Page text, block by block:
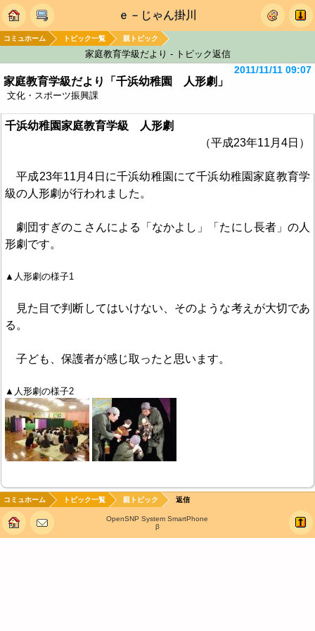
ｅ－じゃん掛川
コミュホーム トピック一覧 親トピック
家庭教育学級だより - トピック返信
家庭教育学級だより「千浜幼稚園 人形劇」
文化・スポーツ振興課
2011/11/11 09:07
千浜幼稚園家庭教育学級 人形劇
（平成23年11月4日）
平成23年11月4日に千浜幼稚園にて千浜幼稚園家庭教育学
級の人形劇が行われました。
劇団すぎのこさんによる「なかよし」「たにし長者」の人
形劇です。
▲人形劇の様子1
見た目で判断してはいけない、そのような考えが大切であ
る。
子ども、保護者が感じ取ったと思います。
▲人形劇の様子2
コミュホーム トピック一覧 親トピック 返信
OpenSNP System SmartPhone
β